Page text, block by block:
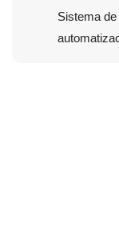
Sistema de